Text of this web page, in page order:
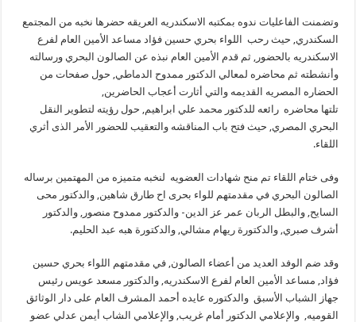
وتضمنت الفاعليات ندوه بمكتبه الاسكندريه العريقه حضرها نخبه من المجتمع
السكندري, حيث رحب اللواء بحري حسين فؤاد مساعد الأمين العام لفرع
الاسكندريه بالحضور, ثم قدم الأمين العام نبذه عن الصالون البحري ورسالته
وأنشطته ثم محاضره لمعالي الدكتور ممدوح الدماطي, حول صفحات من
الحضاره المصريه القديمه والتي أثارت أعجاب الحاضرين,
تلتها محاضره رائعه للدكتور محمد علي ابراهيم, حول رؤيته لتطوير النقل
البحري المصري, حيث فتح باب المناقشه والتعقيب للحضور الأمر الذى أثري
اللقاء.
وفى ختام اللقاء تم منح شهادات العضويه لنخبه متميزه من المهتمين برساله
الصالون البحري في مقدمتهم للواء بحرى اح طارق شاهين, والدكتور محى
السايح, والبطل الربان عمر عز الدين- والدكتور ممدوح منصور, والدكتور
أشرف صبري, والدكتورة ريهام مشالي, والدكتورة هبه عبد الحليم.
وقد ضم الوفد العديد من أعضاء الصالون, في مقدمتهم اللواء بحري حسين
فؤاد, مساعد الأمين العام لفرع الاسكندريه, والدكتور مسعد عويس رئيس
جهاز الشباب الأسبق والدكتوره عايده أحمد المشرف العام على دار الوثائق
القوميه, والإعلامي الدكتور أمام غريب, والإعلامي الشاب أيمن عدلي عضو